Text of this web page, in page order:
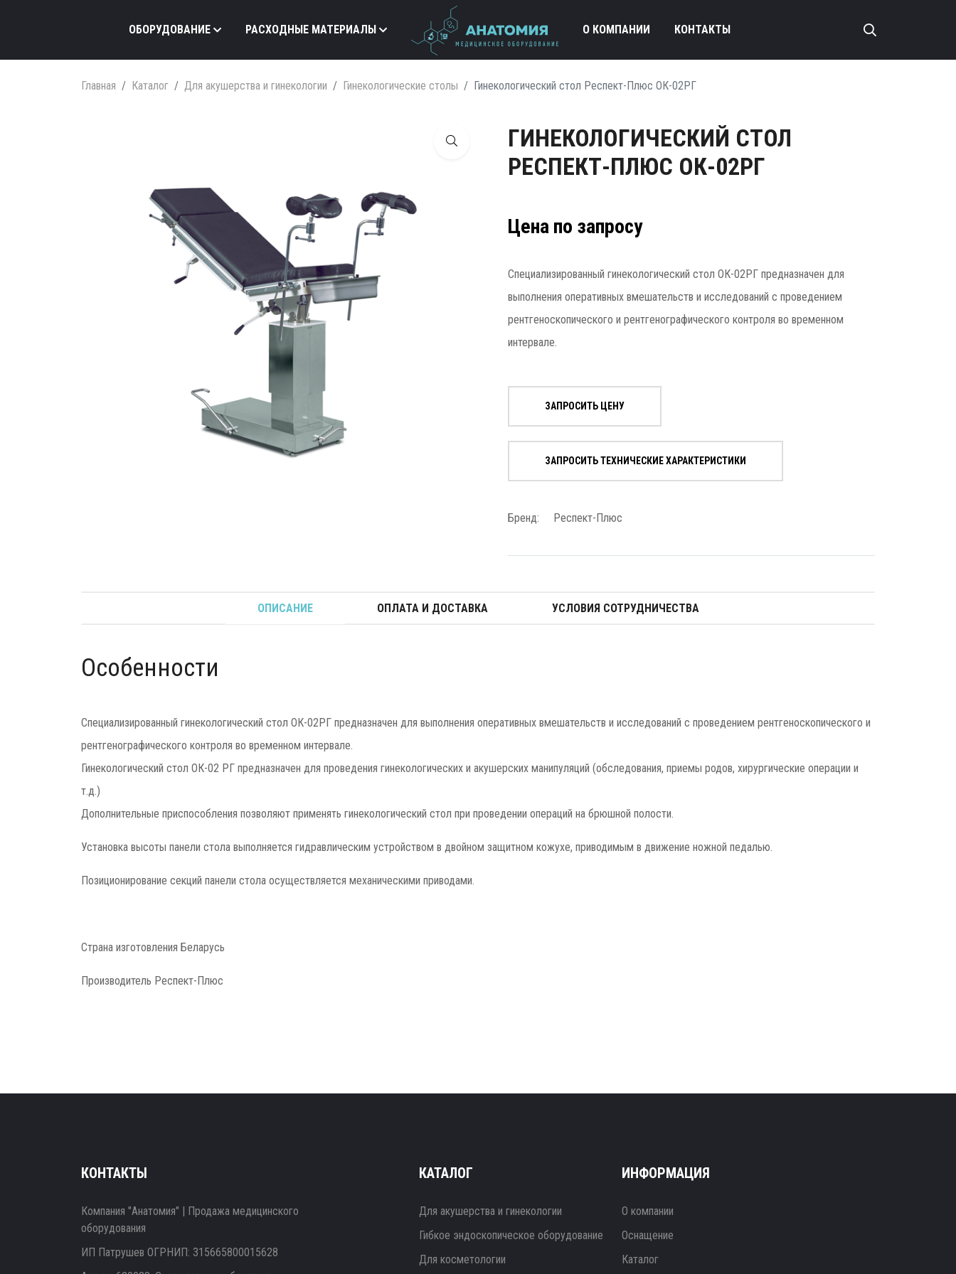
ОБОРУДОВАНИЕ РАСХОДНЫЕ МАТЕРИАЛЫ О КОМПАНИИ КОНТАКТЫ
Главная Каталог Для акушерства и гинекологии Гинекологические столы Гинекологический стол Респект-Плюс ОК-02РГ
ГИНЕКОЛОГИЧЕСКИЙ СТОЛ
РЕСПЕКТ-ПЛЮС ОК-02РГ
Цена по запросу
Специализированный гинекологический стол ОК-02РГ предназначен для
выполнения оперативных вмешательств и исследований с проведением
рентгеноскопического и рентгенографического контроля во временном
интервале.
ЗАПРОСИТЬ ЦЕНУ
ЗАПРОСИТЬ ТЕХНИЧЕСКИЕ ХАРАКТЕРИСТИКИ
Бренд: Респект-Плюс
ОПИСАНИЕ ОПЛАТА И ДОСТАВКА УСЛОВИЯ СОТРУДНИЧЕСТВА
Особенности
Специализированный гинекологический стол ОК-02РГ предназначен для выполнения оперативных вмешательств и исследований с проведением рентгеноскопического и
рентгенографического контроля во временном интервале.
Гинекологический стол ОК-02 РГ предназначен для проведения гинекологических и акушерских манипуляций (обследования, приемы родов, хирургические операции и
т.д.)
Дополнительные приспособления позволяют применять гинекологический стол при проведении операций на брюшной полости.
Установка высоты панели стола выполняется гидравлическим устройством в двойном защитном кожухе, приводимым в движение ножной педалью.
Позиционирование секций панели стола осуществляется механическими приводами.
Страна изготовления Беларусь
Производитель Респект-Плюс
КОНТАКТЫ
Компания "Анатомия" | Продажа медицинского
оборудования
ИП Патрушев ОГРНИП: 315665800015628
КАТАЛОГ
Для акушерства и гинекологии
Гибкое эндоскопическое оборудование
Для косметологии
ИНФОРМАЦИЯ
О компании
Оснащение
Каталог